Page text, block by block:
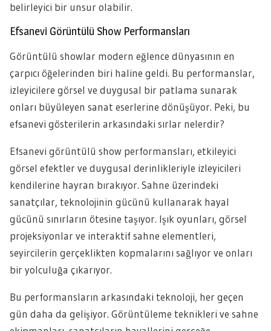
belirleyici bir unsur olabilir.
Efsanevi Görüntülü Show Performansları
Görüntülü showlar modern eğlence dünyasının en
çarpıcı öğelerinden biri haline geldi. Bu performanslar,
izleyicilere görsel ve duygusal bir patlama sunarak
onları büyüleyen sanat eserlerine dönüşüyor. Peki, bu
efsanevi gösterilerin arkasındaki sırlar nelerdir?
Efsanevi görüntülü show performansları, etkileyici
görsel efektler ve duygusal derinlikleriyle izleyicileri
kendilerine hayran bırakıyor. Sahne üzerindeki
sanatçılar, teknolojinin gücünü kullanarak hayal
gücünü sınırların ötesine taşıyor. Işık oyunları, görsel
projeksiyonlar ve interaktif sahne elementleri,
seyircilerin gerçeklikten kopmalarını sağlıyor ve onları
bir yolculuğa çıkarıyor.
Bu performansların arkasındaki teknoloji, her geçen
gün daha da gelişiyor. Görüntüleme teknikleri ve sahne